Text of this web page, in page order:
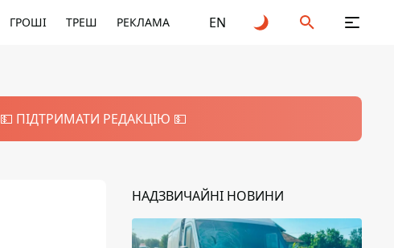
ГРОШІ ТРЕШ РЕКЛАМА EN
💵 ПІДТРИМАТИ РЕДАКЦІЮ 💵
НАДЗВИЧАЙНІ НОВИНИ